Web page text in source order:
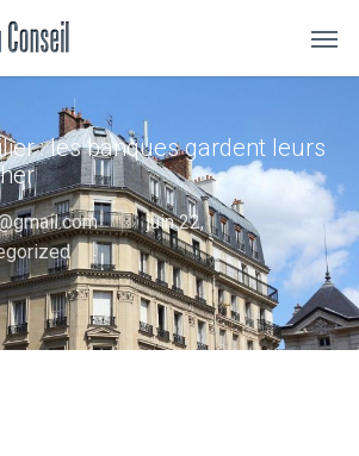
: les banques gardent leurs
juin 22,